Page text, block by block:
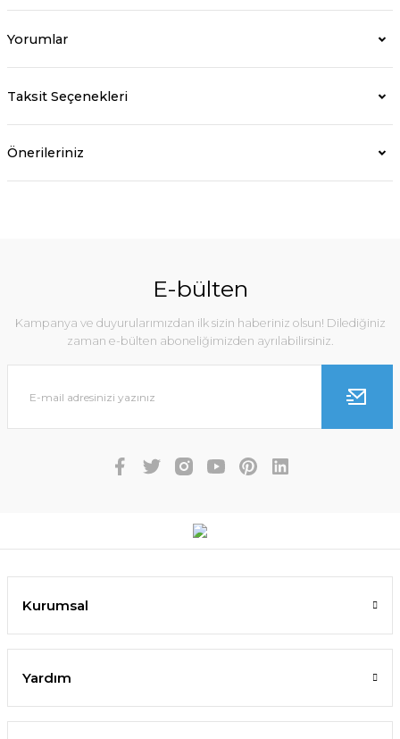
Yorumlar
Taksit Seçenekleri
Önerileriniz
E-bülten
Kampanya ve duyurularımızdan ilk sizin haberiniz olsun! Dilediğiniz
zaman e-bülten aboneliğimizden ayrılabilirsiniz.
Kurumsal
Yardım